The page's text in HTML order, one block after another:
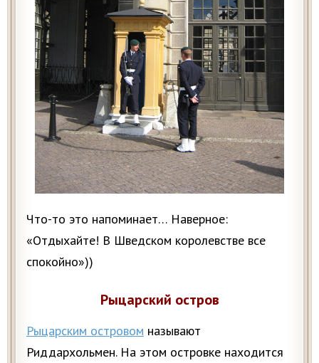
Что-то это напоминает… Наверное:
«Отдыхайте! В Шведском королевстве все
спокойно»))
Рыцарский остров
Рыцарским островом называют
Риддархольмен. На этом островке находится